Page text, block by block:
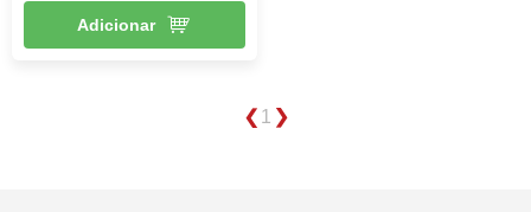
Adicionar
1